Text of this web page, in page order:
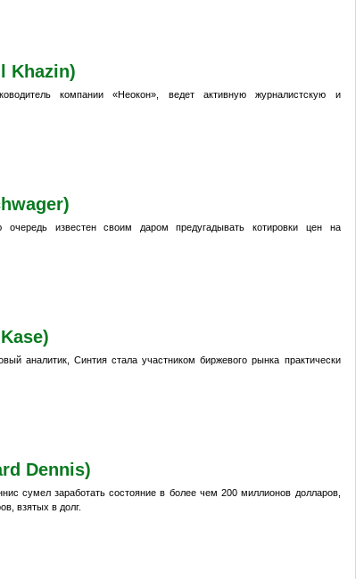
Khazin)
компании «Неокон», ведет активную журналистскую и
известен своим даром предугадывать котировки цен на
аналитик, Синтия стала участником биржевого рынка практически
Dennis)
сумел заработать состояние в более чем 200 миллионов долларов,
взятых в долг.